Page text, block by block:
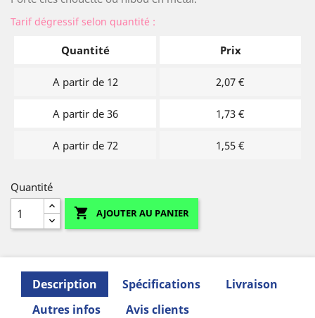
Tarif dégressif selon quantité :
Quantité Prix
A partir de 12 2,07 €
A partir de 36 1,73 €
A partir de 72 1,55 €
Quantité
 AJOUTER AU PANIER
Description Spécifications
Livraison
Autres infos
Avis clients